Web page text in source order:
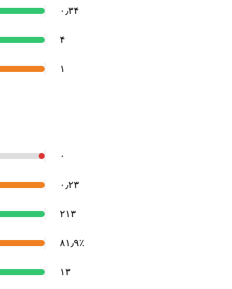
۰٫۳۴
۴
۱
۰
۰٫۲۳
۲۱۳
۸۱٫۹٪
۱۳